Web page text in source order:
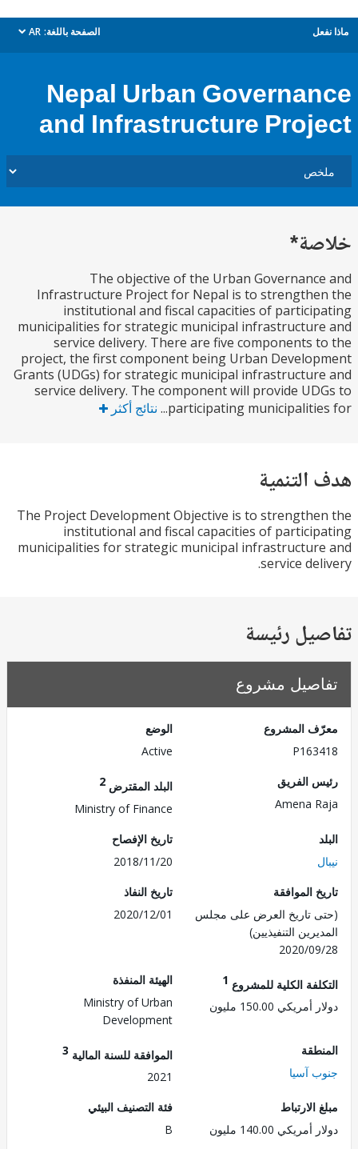
الصفحة باللغة: AR
dropdown
Nepal Urban
and Infrastructure
The objective of the Urban
Infrastructure Project for Nepal is to
institutional and fiscal capacities of
municipalities for strategic municipal
service delivery. There are five components
project, the first component being Urban
Grants (UDGs) for strategic municipal
service delivery. The component will provide
participating
نتائج أكثر
The Project Development Objective is to
institutional and fiscal capacities of
municipalities for strategic municipal
service
رئيسة
مشروع
المشروع
الفريق
Amena
البلد المقترض
Ministry of Finance
تاريخ الإفصاح
2018/11/20
الموافقة
تاريخ العرض على مجلس
التنفيذيين)
2020/
تاريخ النفاذ
2020/12/01
الكلية للمشروع1
150.00 مليون
الهيئة المنفذة
Ministry of Urban
Development
آسيا
الموافقة للسنة المالية3
140.00 مليون
فئة التصنيف البيئي
B